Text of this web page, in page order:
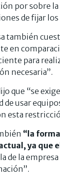
por sobre
de fijar
también
en
para
necesaria”.
que “se
de usar
esta
“la
ya que
de la